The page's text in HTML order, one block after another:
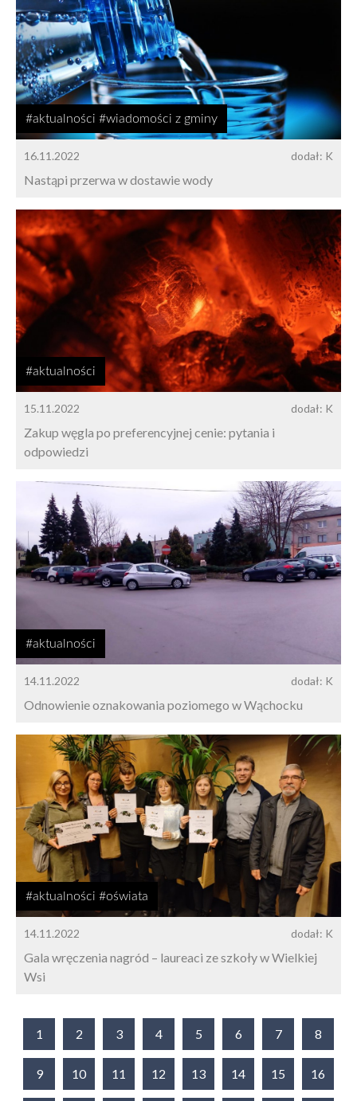
#aktualności #wiadomości z gminy
16.11.2022 dodał: K
Nastąpi przerwa w dostawie wody
#aktualności
15.11.2022 dodał: K
Zakup węgla po preferencyjnej cenie: pytania i
odpowiedzi
#aktualności
14.11.2022 dodał: K
Odnowienie oznakowania poziomego w Wąchocku
#aktualności #oświata
14.11.2022 dodał: K
Gala wręczenia nagród – laureaci ze szkoły w Wielkiej
Wsi
1 2 3 4 5 6 7 8
9 10 11 12 13 14 15 16